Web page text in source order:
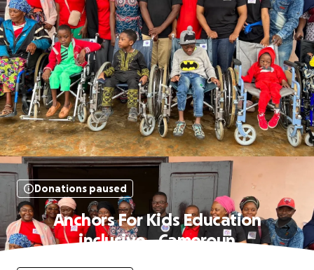
Donations paused
Anchors For Kids Education
inclusive - Cameroun